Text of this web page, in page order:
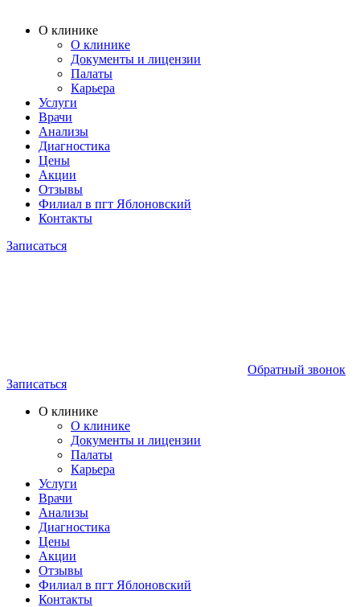
О клинике
О клинике
Документы и лицензии
Палаты
Карьера
Услуги
Врачи
Анализы
Диагностика
Цены
Акции
Отзывы
Филиал в пгт Яблоновский
Контакты
Записаться
Обратный звонок
Записаться
О клинике
О клинике
Документы и лицензии
Палаты
Карьера
Услуги
Врачи
Анализы
Диагностика
Цены
Акции
Отзывы
Филиал в пгт Яблоновский
Контакты